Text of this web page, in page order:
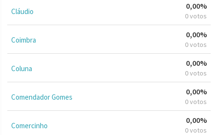
Cláudio
0,00%
0 votos
Coimbra
0,00%
0 votos
Coluna
0,00%
0 votos
Comendador Gomes
0,00%
0 votos
Comercinho
0,00%
0 votos